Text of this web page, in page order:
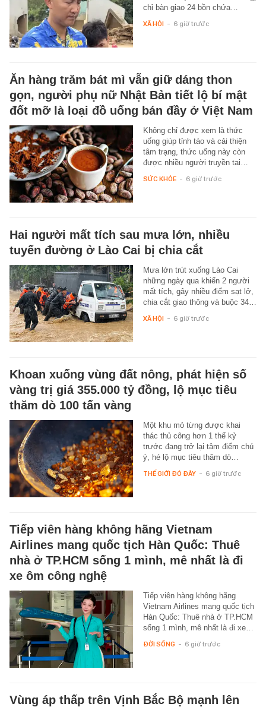
chỉ bàn giao 24 bồn chứa…
XÃ HỘI - 6 giờ trước
Ăn hàng trăm bát mì vẫn giữ dáng thon
gọn, người phụ nữ Nhật Bản tiết lộ bí mật
đốt mỡ là loại đồ uống bán đầy ở Việt Nam
Không chỉ được xem là thức
uống giúp tỉnh táo và cải thiện
tâm trạng, thức uống này còn
được nhiều người truyền tai…
SỨC KHỎE - 6 giờ trước
Hai người mất tích sau mưa lớn, nhiều
tuyến đường ở Lào Cai bị chia cắt
Mưa lớn trút xuống Lào Cai
những ngày qua khiến 2 người
mất tích, gây nhiều điểm sạt lở,
chia cắt giao thông và buộc 34…
XÃ HỘI - 6 giờ trước
Khoan xuống vùng đất nông, phát hiện số
vàng trị giá 355.000 tỷ đồng, lộ mục tiêu
thăm dò 100 tấn vàng
Một khu mỏ từng được khai
thác thủ công hơn 1 thế kỷ
trước đang trở lại tâm điểm chú
ý, hé lộ mục tiêu thăm dò…
THẾ GIỚI ĐÓ ĐÂY - 6 giờ trước
Tiếp viên hàng không hãng Vietnam
Airlines mang quốc tịch Hàn Quốc: Thuê
nhà ở TP.HCM sống 1 mình, mê nhất là đi
xe ôm công nghệ
Tiếp viên hàng không hãng
Vietnam Airlines mang quốc tịch
Hàn Quốc: Thuê nhà ở TP.HCM
sống 1 mình, mê nhất là đi xe…
ĐỜI SỐNG - 6 giờ trước
Vùng áp thấp trên Vịnh Bắc Bộ mạnh lên